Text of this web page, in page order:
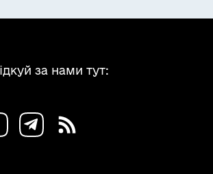
за нами тут: